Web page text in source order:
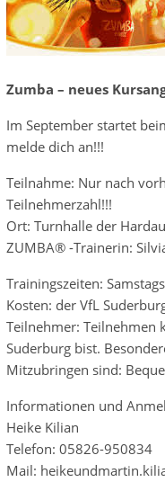
Zumba – neues
Im September startet
melde dich an!!!
Teilnahme: Nur nach
Teilnehmerzahl!!!
Ort: Turnhalle der
ZUMBA® -Trainerin:
Trainingszeiten:
Kosten: der VfL
Teilnehmer: Teilnehmen
Suderburg bist.
Mitzubringen sind:
Informationen und
Heike Kilian
Telefon: 05826-950834
Mail: